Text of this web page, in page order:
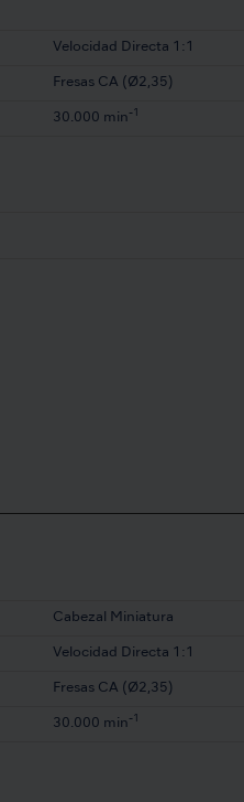
Velocidad Directa 1:1
Fresas CA (Ø2,35)
30.000 min -1
Cabezal Miniatura
Velocidad Directa 1:1
Fresas CA (Ø2,35)
30.000 min -1